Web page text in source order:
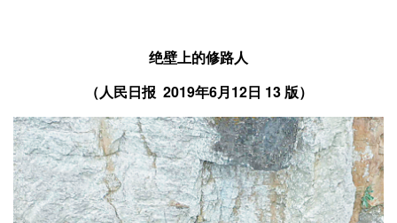
绝壁上的修路人
（ 人民日报 2019年6月12日 13 版）